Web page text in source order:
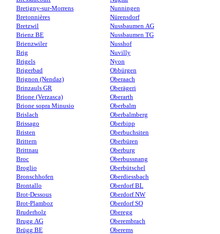
Bretigny-sur-Morrens
Bretonnières
Bretzwil
Brienz BE
Brienzwiler
Brig
Brigels
Brigerbad
Brignon (Nendaz)
Brinzauls GR
Brione (Verzasca)
Brione sopra Minusio
Brislach
Brissago
Bristen
Brittern
Brittnau
Broc
Broglio
Bronschhofen
Brontallo
Brot-Dessous
Brot-Plamboz
Bruderholz
Brugg AG
Brügg BE
Nunningen
Nürensdorf
Nussbaumen AG
Nussbaumen TG
Nusshof
Nuvilly
Nyon
Obbürgen
Oberaach
Oberägeri
Oberarth
Oberbalm
Oberbalmberg
Oberbipp
Oberbuchsiten
Oberbüren
Oberburg
Oberbussnang
Oberbütschel
Oberdiessbach
Oberdorf BL
Oberdorf NW
Oberdorf SO
Oberegg
Oberembrach
Oberems